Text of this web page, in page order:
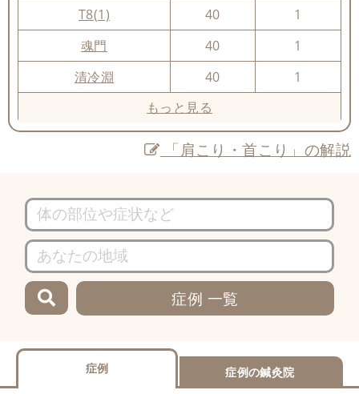
T8(1)
40
1
魂門
40
1
清冷淵
40
1
もっと見る
「肩こり・首こり」の解説
症例 一覧
症例 症例の鍼灸院